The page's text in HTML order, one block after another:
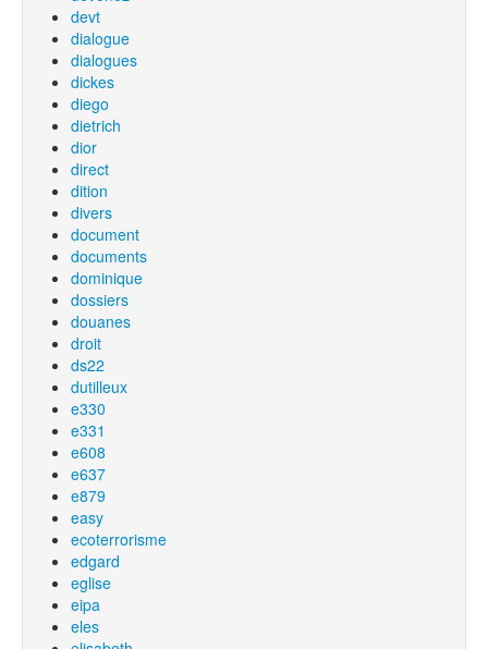
devt
dialogue
dialogues
dickes
diego
dietrich
dior
direct
dition
divers
document
documents
dominique
dossiers
douanes
droit
ds22
dutilleux
e330
e331
e608
e637
e879
easy
ecoterrorisme
edgard
eglise
eipa
eles